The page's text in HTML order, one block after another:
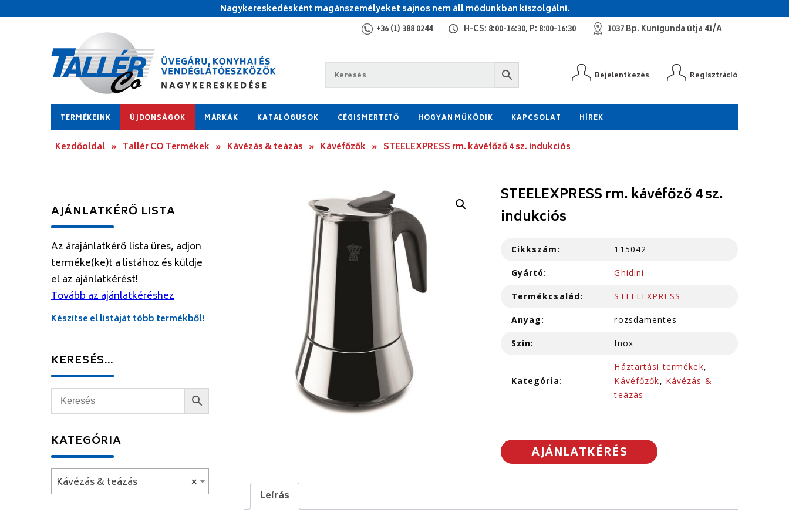
Nagykereskedésként magánszemélyeket sajnos nem áll módunkban kiszolgálni.
+36 (1) 388 0244 H-CS: 8:00-16:30, P: 8:00-16:30 1037 Bp. Kunigunda útja 41/A
Bejelentkezés Regisztráció
TERMÉKEINK ÚJDONSÁGOK MÁRKÁK KATALÓGUSOK CÉGISMERTETŐ HOGYAN MŰKÖDIK KAPCSOLAT HÍREK
Kezdőoldal » Tallér CO Termékek » Kávézás & teázás » Kávéfőzők » STEELEXPRESS rm. kávéfőző 4 sz. indukciós
STEELEXPRESS rm. kávéfőző 4 sz.
indukciós
Cikkszám: 115042
Gyártó: Ghidini
Termékcsalád: STEELEXPRESS
Anyag: rozsdamentes
Szín: Inox
Kategória:
Háztartási termékek,
Kávéfőzők, Kávézás &
teázás
AJÁNLATKÉRÉS
Leírás
AJÁNLATKÉRŐ LISTA
Az árajánlatkérő lista üres, adjon
terméke(ke)t a listához és küldje
el az ajánlatkérést!
Tovább az ajánlatkéréshez
Készítse el listáját több termékből!
KERESÉS…
KATEGÓRIA
×
Kávézás & teázás